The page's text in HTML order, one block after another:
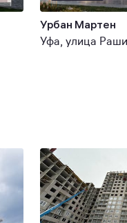
Урбан Мартен
Уфа, улица